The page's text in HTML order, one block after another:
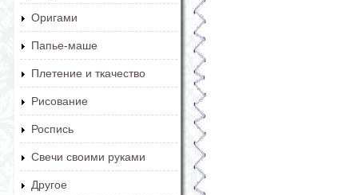
Оригами
Папье-маше
Плетение и ткачество
Рисование
Роспись
Свечи своими руками
Другое